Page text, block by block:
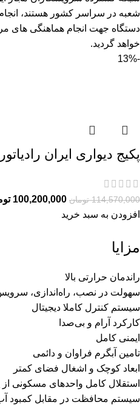
شعبه در سراسر کشور هستند،
دستگاه جهت انجام هماهنگی های
خواهد گردید.
-13%
پکیج دیواری ایران رادیاتور 28000 مدل L28FF
114,570,000 تومان 100,200,000
افزودن به سبد خرید
مزایا
راندمان حرارتی بالا
سهولت در نصب، راه‌اندازی،
سیستم کنترل کاملا دیجیتال
کارکرد آرام و بی‌صدا
ایمنی کامل
تامین آبگرم فراوان و دائمی
ابعاد کوچک و اشغال فضای کمتر
استقلال کامل واحدهای مسکونی از
سیستم محافظت در مقابل کمبود